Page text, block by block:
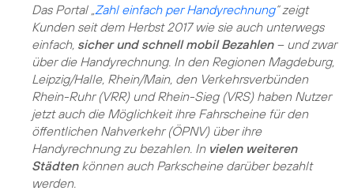
Das Portal „ Zahl einfach per Handyrechnung“ zeigt
Kunden seit dem Herbst 2017 wie sie auch unterwegs
einfach, sicher und schnell mobil Bezahlen– und zwar
über die Handyrechnung. In den Regionen Magdeburg,
Leipzig/Halle, Rhein/Main, den Verkehrsverbünden
Rhein-Ruhr (VRR) und Rhein-Sieg (VRS) haben Nutzer
jetzt auch die Möglichkeit ihre Fahrscheine für den
öffentlichen Nahverkehr (ÖPNV) über ihre
Handyrechnung zu bezahlen. In vielen weiteren
Städtenkönnen auch Parkscheine darüber bezahlt
werden.